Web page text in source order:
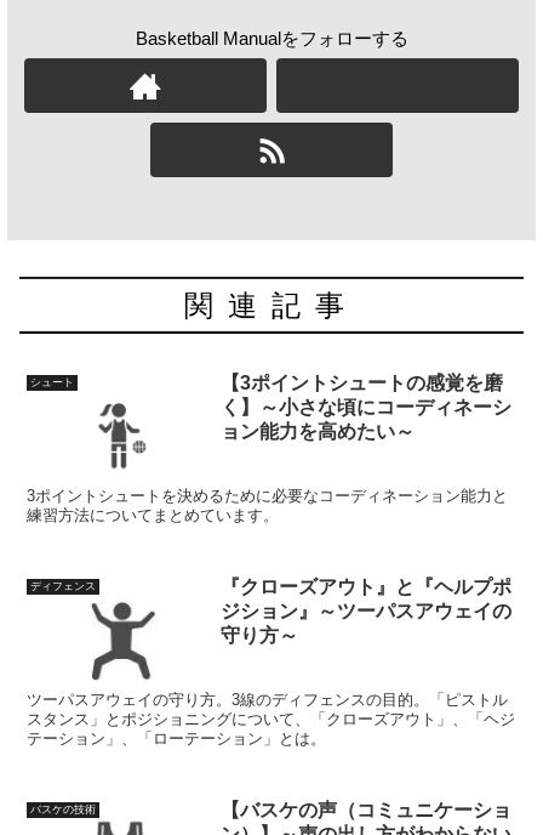
Basketball Manualをフォローする
関連記事
シュート
【3ポイントシュートの感覚を磨
く】～小さな頃にコーディネーシ
ョン能力を高めたい～
3ポイントシュートを決めるために必要なコーディネーション能力と
練習方法についてまとめています。
ディフェンス
『クローズアウト』と『ヘルプポ
ジション』～ツーパスアウェイの
守り方～
ツーパスアウェイの守り方。3線のディフェンスの目的。「ピストル
スタンス」とポジショニングについて、「クローズアウト」、「ヘジ
テーション」、「ローテーション」とは。
バスケの技術
【バスケの声（コミュニケーショ